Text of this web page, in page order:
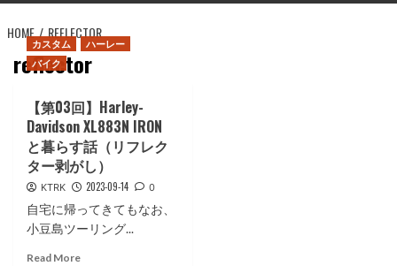
プ
ン
メ
ュ
HOME REFLECTOR
reflector
カスタム
ハーレー
バイク
【第03回】Harley-
Davidson XL883N IRON
と暮らす話（リフレク
ター剥がし）
KTRK 2023-09-14 0
自宅に帰ってきてもなお、
小豆島ツーリング...
Read MoreRead